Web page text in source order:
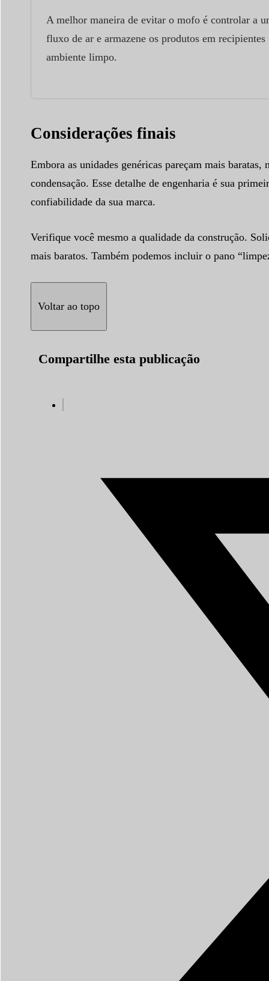
A melhor maneira de evitar o mofo é controlar a
fluxo de ar e armazene os produtos em
ambiente limpo.
Considerações finais
Embora as unidades genéricas pareçam mais
condensação. Esse detalhe de engenharia é sua
confiabilidade da sua marca.
Verifique você mesmo a qualidade da construção.
mais baratos. Também podemos incluir o pano
Voltar ao topo
Compartilhe esta publicação